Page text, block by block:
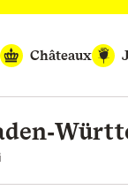
Châteaux